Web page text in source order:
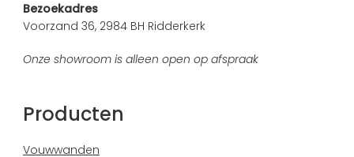
Bezoekadres
Voorzand 36, 2984 BH Ridderkerk
Onze showroom is alleen open op afspraak
Producten
Vouwwanden